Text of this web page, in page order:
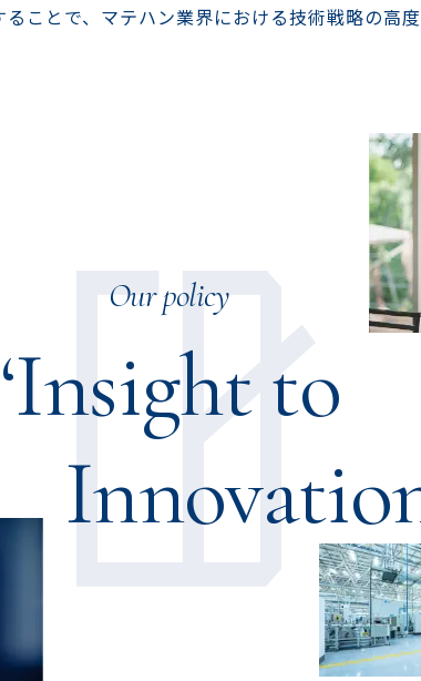
ことで、マテハン業界における技術戦略の高
Our policy
to